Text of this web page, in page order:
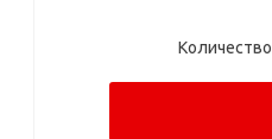
Количество